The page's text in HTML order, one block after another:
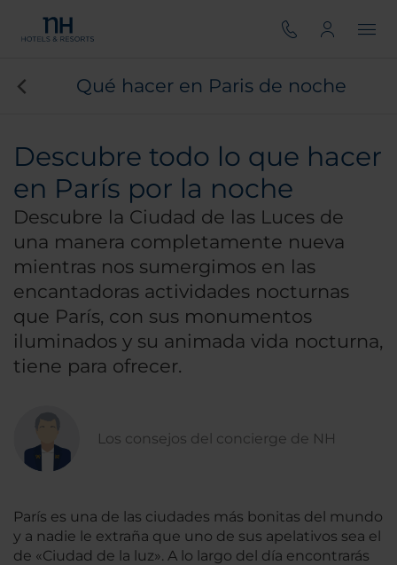
Qué hacer en Paris de noche
Descubre todo lo que hacer
en París por la noche
Descubre la Ciudad de las Luces de
una manera completamente nueva
mientras nos sumergimos en las
encantadoras actividades nocturnas
que París, con sus monumentos
iluminados y su animada vida nocturna,
tiene para ofrecer.
Los consejos del concierge de NH
París es una de las ciudades más bonitas del mundo
y a nadie le extraña que uno de sus apelativos sea el
de «Ciudad de la luz». A lo largo del día encontrarás